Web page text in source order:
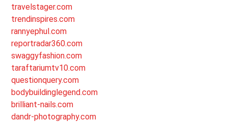
travelstager.com
trendinspires.com
rannyephul.com
reportradar360.com
swaggyfashion.com
taraftariumtv10.com
questionquery.com
bodybuildinglegend.com
brilliant-nails.com
dandr-photography.com